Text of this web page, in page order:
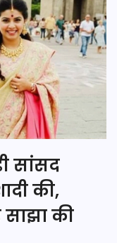
सांसद
की,
साझा की